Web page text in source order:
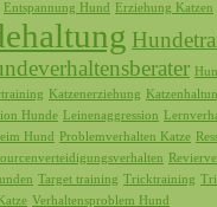
Entspannung Hund Erziehung Katzen
Katzenerziehung
Hunde Leinenaggression
Hund Problemverhalten Katze
Target training Tricktraining
Verhaltensproblem Hund